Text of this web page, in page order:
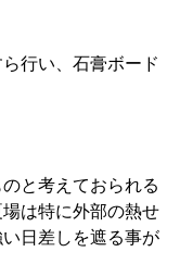
行い、石膏ボード
と考えておられる
は特に外部の熱せ
日差しを遮る事が